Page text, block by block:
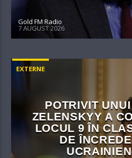
Gold FM Radio
7 AUGUST 2026
EXTERNE
POTRIVIT
ZELENSKYY A
LOCUL 9 ÎN
DE